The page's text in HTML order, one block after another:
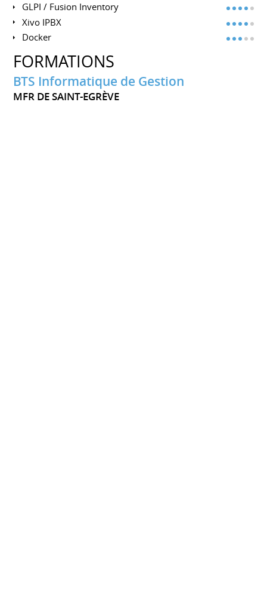
GLPI / Fusion Inventory
Xivo IPBX
Docker
FORMATIONS
BTS Informatique de Gestion
MFR DE SAINT-EGRÈVE